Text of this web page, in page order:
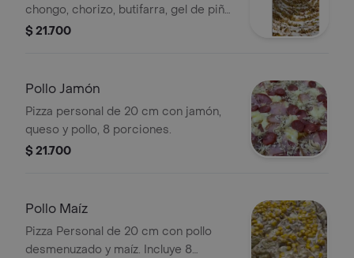
chongo, chorizo, butifarra, gel de piña,
tártara 20 cm de diámetro 8
$ 21.700
Pollo Jamón
Pizza personal de 20 cm con jamón,
queso y pollo, 8 porciones.
$ 21.700
Pollo Maíz
Pizza Personal de 20 cm con pollo
desmenuzado y maíz. Incluye 8